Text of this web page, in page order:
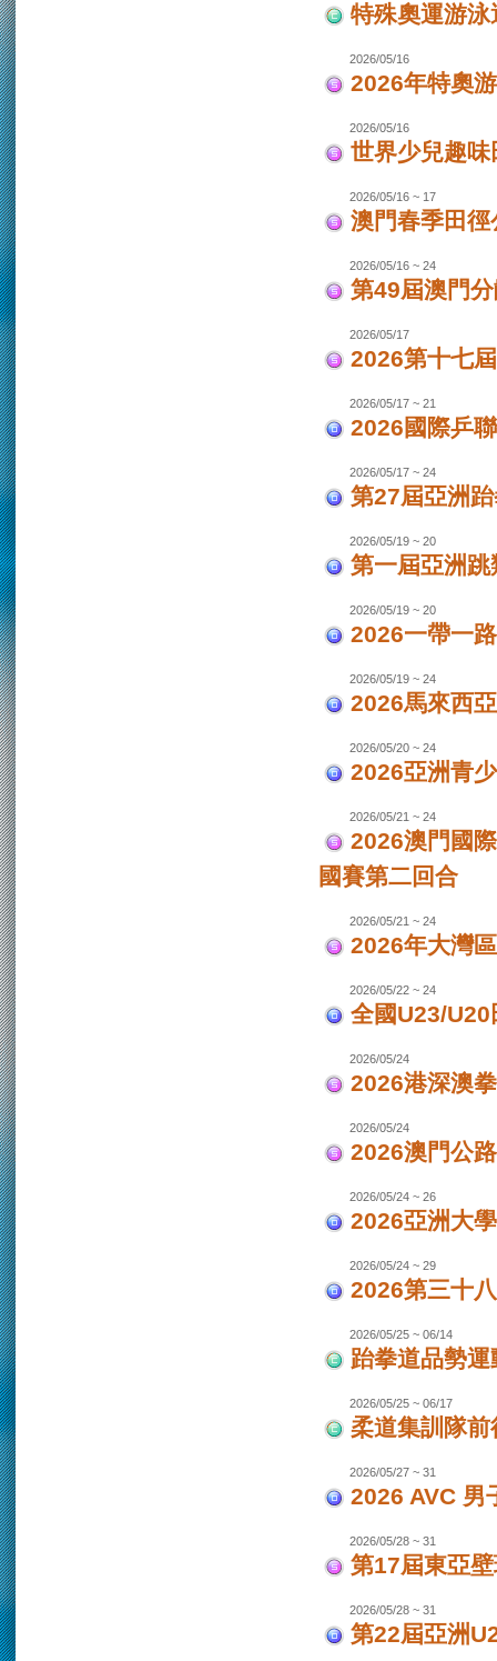
特殊奧運游
2026/05/16
2026年特奧
2026/05/16
世界少兒趣味
2026/05/16 ~ 17
澳門春季田徑
2026/05/16 ~ 24
第49屆澳門
2026/05/17
2026第十七
2026/05/17 ~ 21
2026國際乒
2026/05/17 ~ 24
第27屆亞洲
2026/05/19 ~ 20
第一屆亞洲
2026/05/19 ~ 20
2026一帶一
2026/05/19 ~ 24
2026馬來西
2026/05/20 ~ 24
2026亞洲青
2026/05/21 ~ 24
2026澳門國
國賽第二回合
2026/05/21 ~ 24
2026年大灣
2026/05/22 ~ 24
全國U23/
2026/05/24
2026港深澳
2026/05/24
2026澳門公
2026/05/24 ~ 26
2026亞洲大
2026/05/24 ~ 29
2026第三十
2026/05/25 ~ 06/14
跆拳道品勢
2026/05/25 ~ 06/17
柔道集訓隊
2026/05/27 ~ 31
2026 AVC 男
2026/05/28 ~ 31
第17屆東亞
2026/05/28 ~ 31
第22屆亞洲